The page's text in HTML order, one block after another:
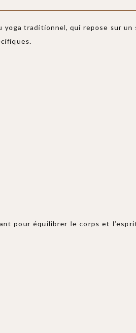
traditionnel, qui repose sur
pour équilibrer le corps et